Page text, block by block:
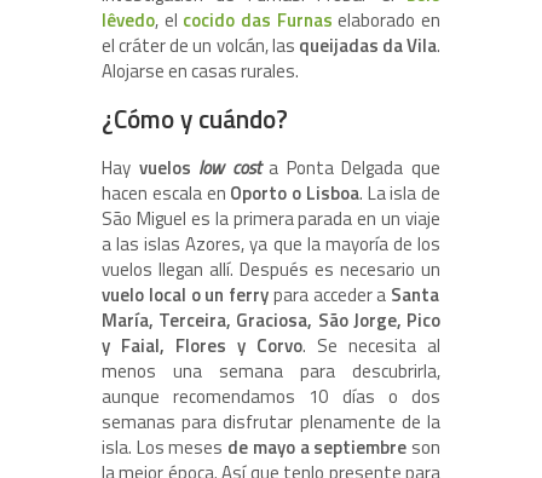
lêvedo, el cocido das Furnas elaborado en
el cráter de un volcán, las queijadas da Vila.
Alojarse en casas rurales.
¿Cómo y cuándo?
Hay vuelos low cost a Ponta Delgada que
hacen escala en Oporto o Lisboa. La isla de
São Miguel es la primera parada en un viaje
a las islas Azores, ya que la mayoría de los
vuelos llegan allí. Después es necesario un
vuelo local o un ferrypara acceder a Santa
María, Terceira, Graciosa, São Jorge, Pico
y Faial, Flores y Corvo. Se necesita al
menos una semana para descubrirla,
aunque recomendamos 10 días o dos
semanas para disfrutar plenamente de la
isla. Los meses de mayo a septiembre son